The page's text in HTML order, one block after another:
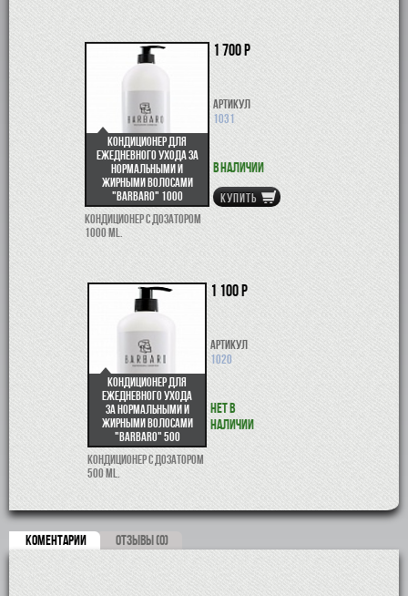
Кондиционер для
ежедневного ухода за
нормальными и
жирными волосами
"Barbaro" 1000
Кондиционер с дозатором
1000 ml.
1 700 р
Артикул
1031
В наличии
КУПИТЬ
Кондиционер для
ежедневного ухода
за нормальными и
жирными волосами
"Barbaro" 500
Кондиционер с дозатором
500 ml.
1 100 р
Артикул
1020
Нет в
наличии
КОМЕНТАРИИ ОТЗЫВЫ (0)